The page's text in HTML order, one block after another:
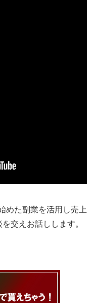
めた副業を活用し売上
交えお話しします。